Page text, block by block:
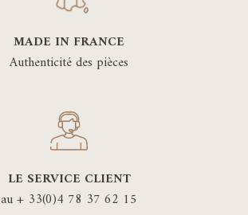
MADE IN FRANCE
Authenticité des pièces
LE SERVICE CLIENT
au + 33(0)4 78 37 62 15